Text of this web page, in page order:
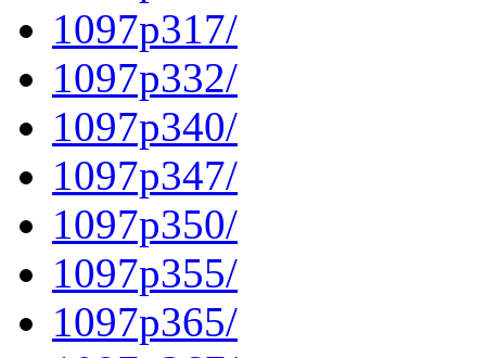
1097p317/
1097p332/
1097p340/
1097p347/
1097p350/
1097p355/
1097p365/